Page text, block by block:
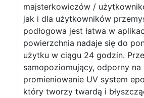
majsterkowiczów /
jak i dla użytkowników
podłogowa jest łatwa w
powierzchnia nadaje się do
użytku w ciągu 24 godzin.
samopoziomujący, odporny na
promieniowanie UV system
który tworzy twardą i